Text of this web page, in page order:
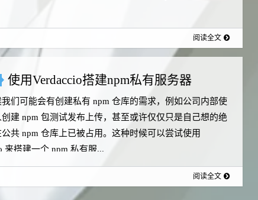
阅读全文
使用Verdaccio搭建npm私有服务器
们可能会有创建私有 npm 仓库的需求，例如公司内部使
建 npm 包测试发布上传，甚至或许仅仅只是自己想的绝
共 npm 仓库上已被占用。这种时候可以尝试使用
来搭建一个 npm 私有服...
阅读全文